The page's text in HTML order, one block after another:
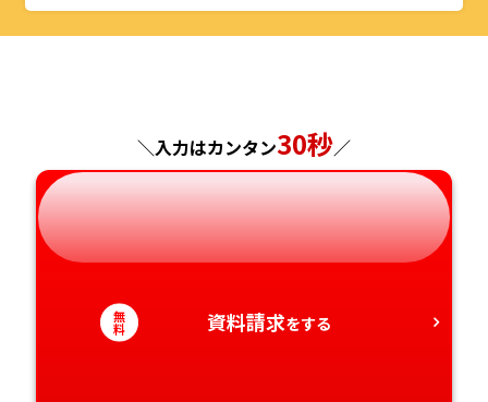
山形県
千葉県
神奈川県
福井県
岐阜県
静岡県
愛知県
京都府
兵庫県
奈良県
和歌山県
島根県
広島県
山口県
徳島県
香川県
福岡県
長崎県
熊本県
大分県
宮崎県
＼入力はカンタン30秒／
無
料 資料請求をする